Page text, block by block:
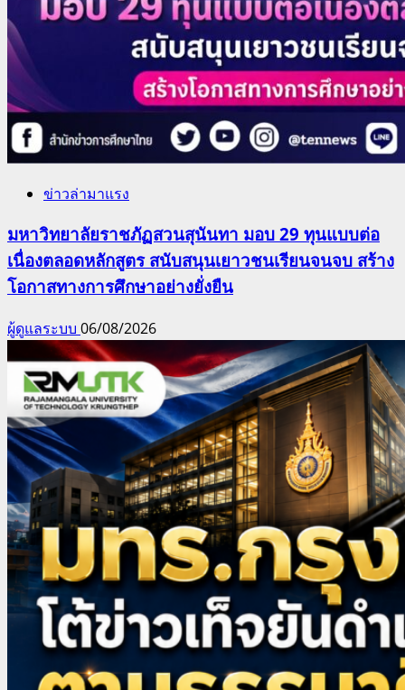
ข่าวล่ามาแรง
มหาวิทยาลัยราชภัฏสวนสุนันทา มอบ 29 ทุนแบบต่อ
เนื่องตลอดหลักสูตร สนับสนุนเยาวชนเรียนจนจบ สร้าง
โอกาสทางการศึกษาอย่างยั่งยืน
ผู้ดูแลระบบ 06/08/2026